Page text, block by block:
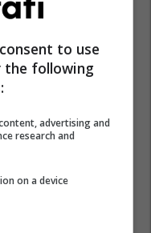
to use
the following
advertising and
research and
on a device